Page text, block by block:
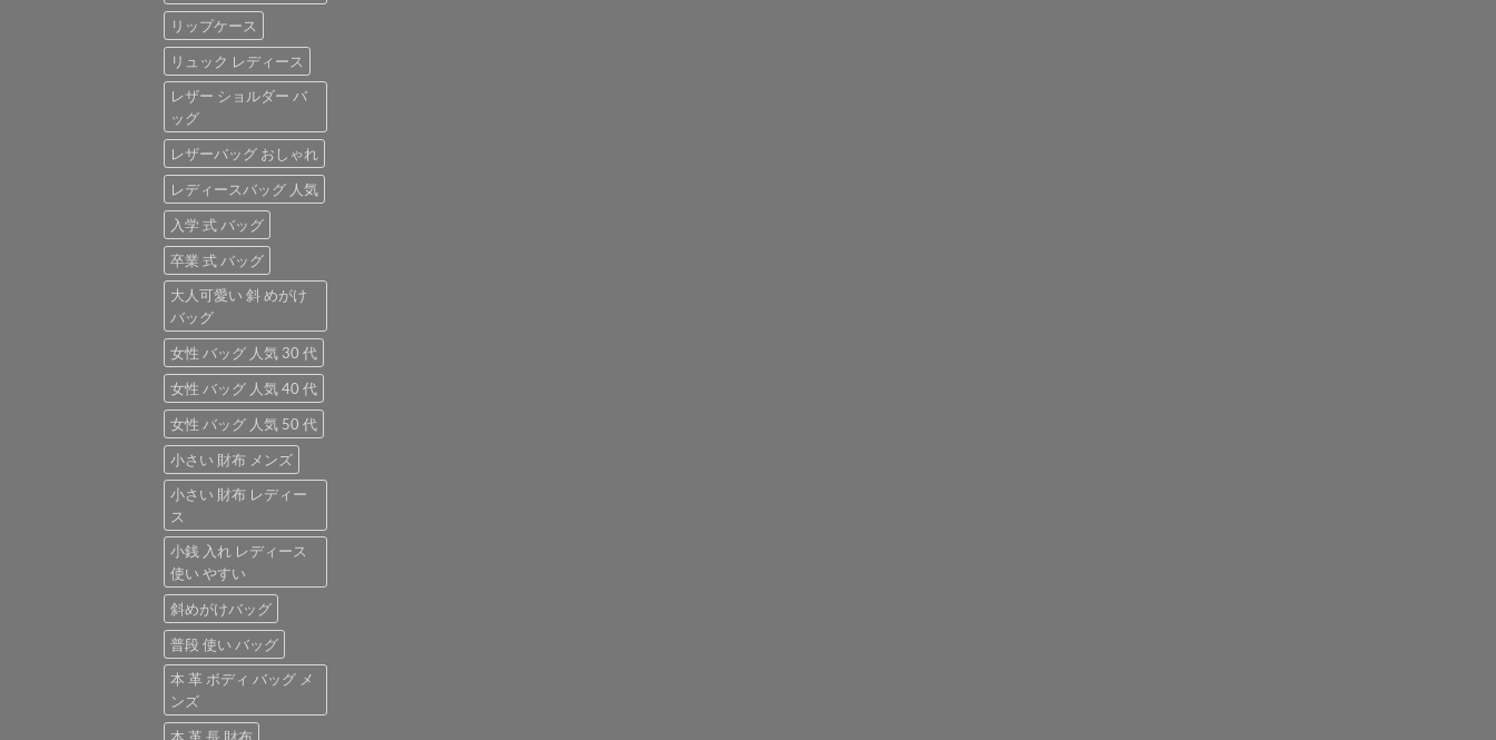
リップケース
リュック レディース
レザー ショルダー バ
ッグ
レザーバッグ おしゃれ
レディースバッグ 人気
入学 式 バッグ
卒業 式 バッグ
大人可愛い 斜 めがけ
バッグ
女性 バッグ 人気 30 代
女性 バッグ 人気 40 代
女性 バッグ 人気 50 代
小さい 財布 メンズ
小さい 財布 レディー
ス
小銭 入れ レディース
使い やすい
斜めがけバッグ
普段 使い バッグ
本 革 ボディ バッグ メ
ンズ
本 革 長 財布